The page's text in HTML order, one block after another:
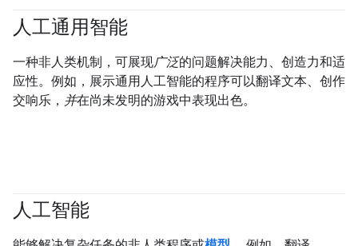
人工通用智能
一种非人类机制，可展现广泛的问题解决能力、创造力和适
应性。例如，展示通用人工智能的程序可以翻译文本、创作
交响乐， 并在尚未发明的游戏中表现出色。
人工智能